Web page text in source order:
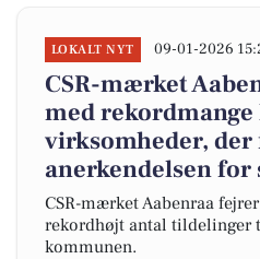
LOKALT NYT 09-01-2026
CSR-mærket
med
virksomheder, der
anerkendelsen for
CSR-mærket Aabenraa
rekordhøjt antal tildelinger
kommunen.